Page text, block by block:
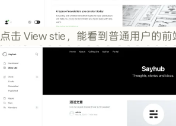
点击 View stie，能看到普通用户的前